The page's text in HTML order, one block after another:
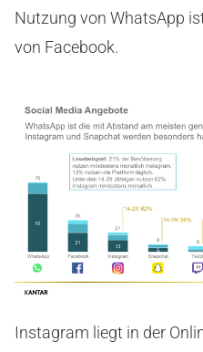
Nutzung von WhatsApp
von Facebook.
Instagram liegt in der